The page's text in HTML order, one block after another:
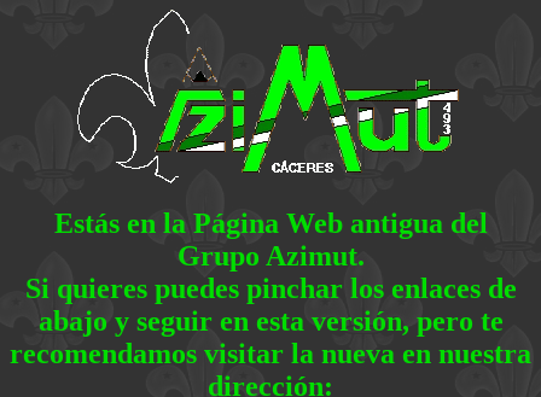
Estás en la Página Web antigua del
Grupo Azimut.
Si quieres puedes pinchar los enlaces de
abajo y seguir en esta versión, pero te
recomendamos visitar la nueva en nuestra
dirección: